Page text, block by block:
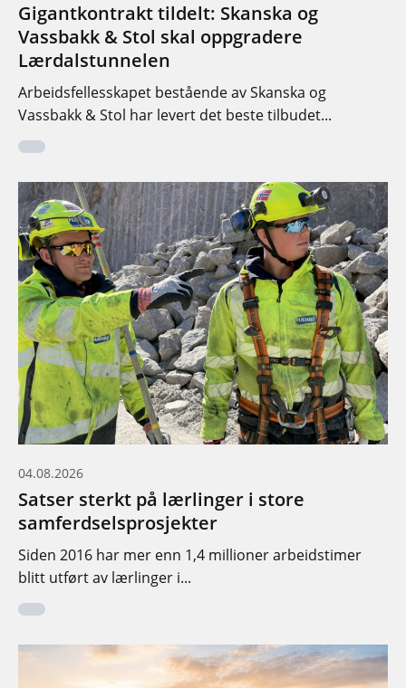
Gigantkontrakt tildelt: Skanska og
Vassbakk & Stol skal oppgradere
Lærdalstunnelen
Arbeidsfellesskapet bestående av Skanska og
Vassbakk & Stol har levert det beste tilbudet...
04.08.2026
Satser sterkt på lærlinger i store
samferdselsprosjekter
Siden 2016 har mer enn 1,4 millioner arbeidstimer
blitt utført av lærlinger i...